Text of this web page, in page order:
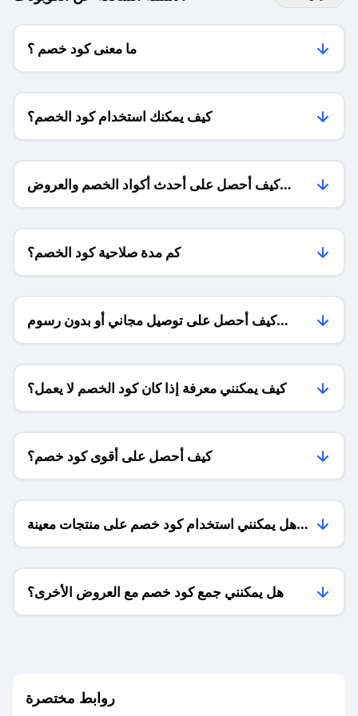
ما معنى كود خصم ؟
كيف يمكنك استخدام كود الخصم؟
كيف أحصل على أحدث أكواد الخصم والعروض
للمتاجر؟
كم مدة صلاحية كود الخصم؟
كيف أحصل على توصيل مجاني أو بدون رسوم
الشحن ؟
كيف يمكنني معرفة إذا كان كود الخصم لا يعمل؟
كيف أحصل على أقوى كود خصم؟
هل يمكنني استخدام كود خصم على منتجات معينة
فقط؟
هل يمكنني جمع كود خصم مع العروض الأخرى؟
روابط مختصرة